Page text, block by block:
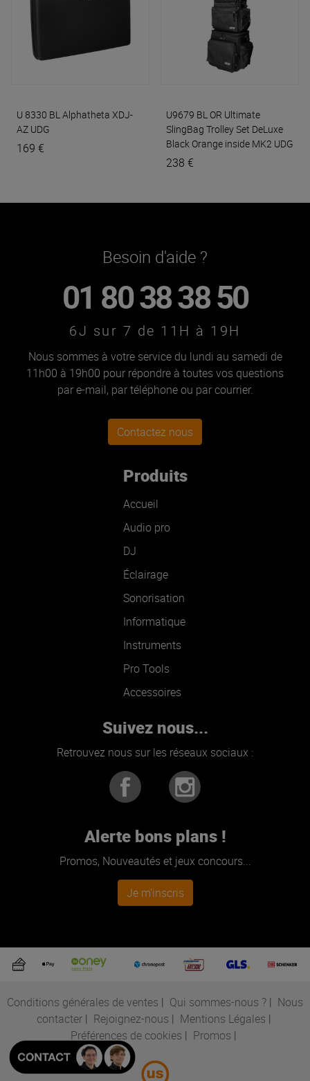
U 8330 BL Alphatheta XDJ-
AZ UDG
169 €
U9679 BL OR Ultimate
SlingBag Trolley Set DeLuxe
Black Orange inside MK2 UDG
238 €
Besoin d'aide ?
01 80 38 38 50
6J sur 7 de 11H à 19H
Nous sommes à votre service du lundi au samedi de
11h00 à 19h00 pour répondre à toutes vos questions
par e-mail, par téléphone ou par courrier.
Contactez nous
Produits
Accueil
Audio pro
DJ
Éclairage
Sonorisation
Informatique
Instruments
Pro Tools
Accessoires
Suivez nous...
Retrouvez nous sur les réseaux sociaux :
Alerte bons plans !
Promos, Nouveautés et jeux concours...
Je m'inscris
Conditions générales de ventes | Qui sommes-nous ? | Nous
contacter| Rejoignez-nous | Mentions Légales |
Préférences de cookies | Promos |